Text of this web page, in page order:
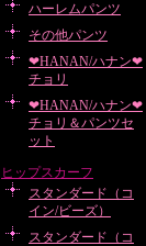
ハーレムパンツ
その他パンツ
❤HANAN/ハナン❤
チョリ
❤HANAN/ハナン❤
チョリ＆パンツセ
ット
ヒップスカーフ
スタンダード（コ
イン/ビーズ）
スタンダード（コ